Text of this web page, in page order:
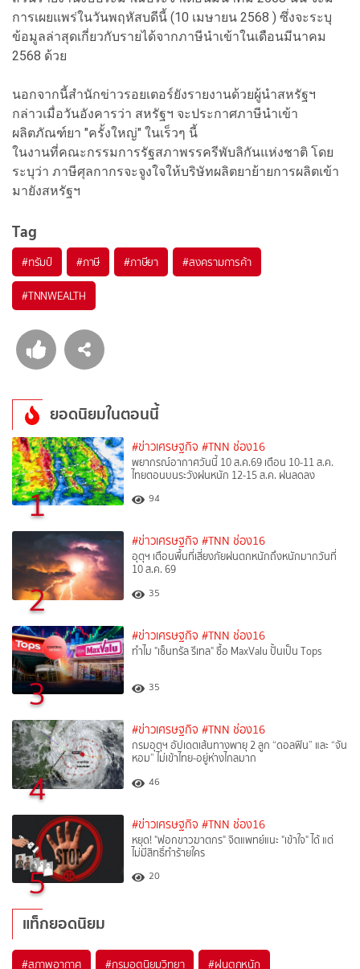
การเผยแพร่ในวันพฤหัสบดีนี้ (10 เมษายน 2568 ) ซึ่งจะระบุ
ข้อมูลล่าสุดเกี่ยวกับรายได้จากภาษีนำเข้าในเดือนมีนาคม
2568 ด้วย
นอกจากนี้สำนักข่าวรอยเตอร์ยังรายงานด้วยผู้นำสหรัฐฯ
กล่าวเมื่อวันอังคารว่า สหรัฐฯ จะประกาศภาษีนำเข้า
ผลิตภัณฑ์ยา "ครั้งใหญ่" ในเร็วๆ นี้
ในงานที่คณะกรรมการรัฐสภาพรรครีพับลิกันแห่งชาติ โดย
ระบุว่า ภาษีศุลกากรจะจูงใจให้บริษัทผลิตยาย้ายการผลิตเข้า
มายังสหรัฐฯ
Tag
#ทรัมป์ #ภาษี #ภาษียา #สงครามการค้า
#TNNWEALTH
ยอดนิยมในตอนนี้
1
#ข่าวเศรษฐกิจ #TNN ช่อง16
พยากรณ์อากาศวันนี้ 10 ส.ค.69 เตือน 10-11 ส.ค.
ไทยตอนบนระวังฝนหนัก 12-15 ส.ค. ฝนลดลง
94
2
#ข่าวเศรษฐกิจ #TNN ช่อง16
อุตุฯ เตือนพื้นที่เสี่ยงภัยฝนตกหนักถึงหนักมากวันที่
10 ส.ค. 69
35
3
#ข่าวเศรษฐกิจ #TNN ช่อง16
ทำไม "เซ็นทรัล รีเทล" ซื้อ MaxValu ปั้นเป็น Tops
35
4
#ข่าวเศรษฐกิจ #TNN ช่อง16
กรมอุตุฯ อัปเดตเส้นทางพายุ 2 ลูก “ดอลฟิน” และ “จัน
หอม” ไม่เข้าไทย-อยู่ห่างไกลมาก
46
5
#ข่าวเศรษฐกิจ #TNN ช่อง16
หยุด! "ฟอกขาวฆาตกร" จิตแพทย์แนะ "เข้าใจ" ได้ แต่
ไม่มีสิทธิ์ทำร้ายใคร
20
แท็กยอดนิยม
#สภาพอากาศ #กรมอุตุนิยมวิทยา #ฝนตกหนัก